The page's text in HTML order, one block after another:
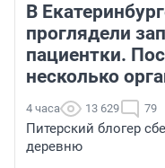
В
проглядели
пациентки.
несколько
4 часа 13 629 79
Питерский блогер
деревню